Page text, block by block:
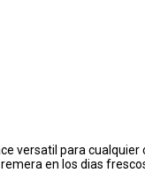
versatil para
en los dias